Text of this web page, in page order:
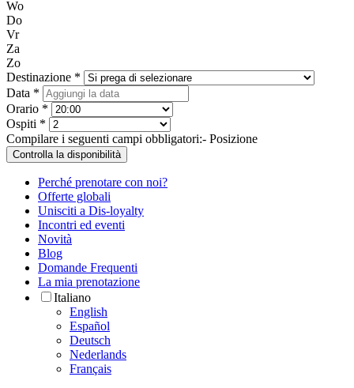
Wo
Do
Vr
Za
Zo
Destinazione *
Data *
Orario *
Ospiti *
Compilare i seguenti campi obbligatori:- Posizione
Controlla la disponibilità
Perché prenotare con noi?
Offerte globali
Unisciti a Dis-loyalty
Incontri ed eventi
Novità
Blog
Domande Frequenti
La mia prenotazione
Italiano
English
Español
Deutsch
Nederlands
Français